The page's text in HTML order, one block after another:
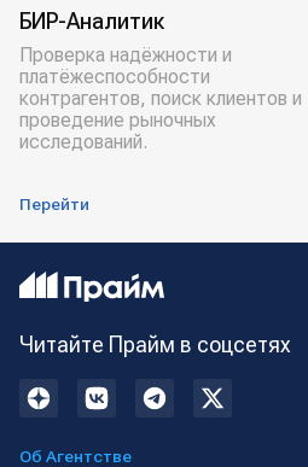
БИР-Аналитик
Проверка надёжности и
платёжеспособности
контрагентов, поиск клиентов и
проведение рыночных
исследований.
Перейти
Читайте Прайм в соцсетях
Об Агентстве